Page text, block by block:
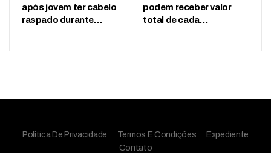
após jovem ter cabelo
raspado durante…
podem receber valor
total de cada…
Política De Privacidade Termos E Condições
Expediente
Contato